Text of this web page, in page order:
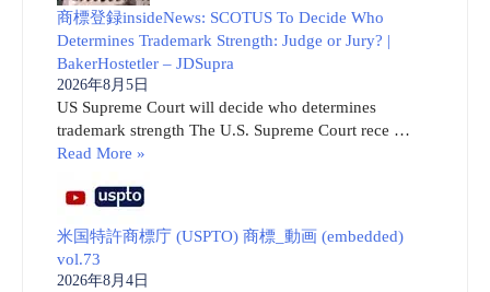
商標登録insideNews: SCOTUS To Decide Who
Determines Trademark Strength: Judge or Jury? |
BakerHostetler – JDSupra
2026年8月5日
US Supreme Court will decide who determines
trademark strength The U.S. Supreme Court rece …
Read More »
米国特許商標庁 (USPTO) 商標_動画 (embedded)
vol.73
2026年8月4日